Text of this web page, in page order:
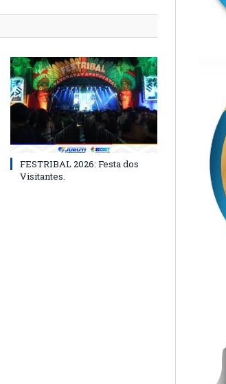
FESTRIBAL 2026: Festa dos
Visitantes.